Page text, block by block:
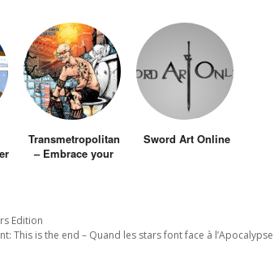
Transmetropolitan
– Embrace your
Sword Art Online
Edition
This is the end – Quand les stars font face à l’Apocalypse